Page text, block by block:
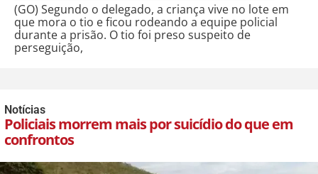
(GO) Segundo o delegado, a criança vive no lote em
que mora o tio e ficou rodeando a equipe policial
durante a prisão. O tio foi preso suspeito de
perseguição,
Notícias
Policiais morrem mais por suicídio do que em
confrontos